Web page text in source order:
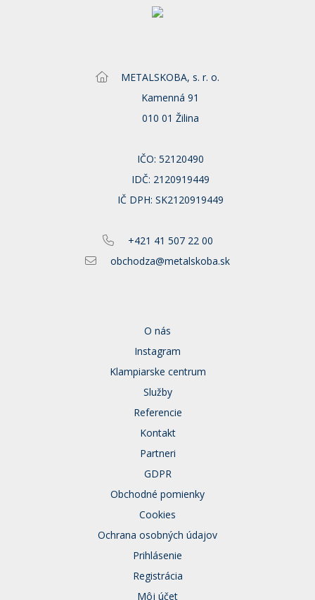
METALSKOBA, s. r. o.
Kamenná 91
010 01 Žilina
IČO: 52120490
IDČ: 2120919449
IČ DPH: SK2120919449
+421 41 507 22 00
obchodza@metalskoba.sk
O nás
Instagram
Klampiarske centrum
Služby
Referencie
Kontakt
Partneri
GDPR
Obchodné pomienky
Cookies
Ochrana osobných údajov
Prihlásenie
Registrácia
Môj účet